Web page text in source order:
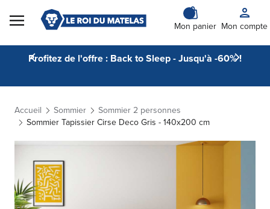
Skip to Content
Mon panier Mon compte
Profitez de l'offre : Back to Sleep - Jusqu'à -60% !
Accueil Sommier
Sommier 2 personnes
Sommier Tapissier Cirse Deco Gris - 140x200 cm